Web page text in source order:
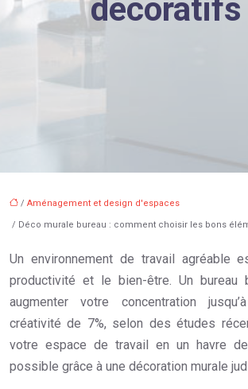
décoratifs
/ Aménagement et design d'espaces
/ Déco murale bureau : comment choisir les bons
Un environnement de travail agréable
productivité et le bien-être. Un bureau
augmenter votre concentration
créativité de 7%, selon des études
votre espace de travail en un havre
possible grâce à une décoration murale